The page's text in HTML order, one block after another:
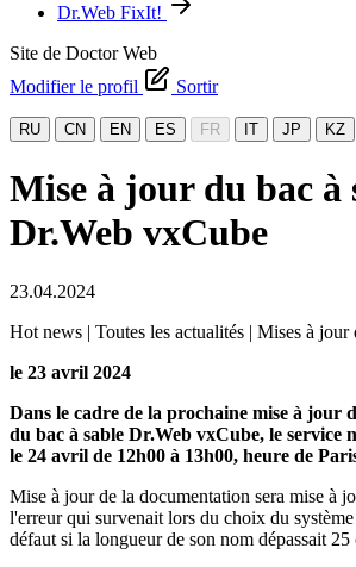
Dr.Web FixIt!
Site de Doctor Web
Modifier le profil
Sortir
RU CN EN ES FR IT JP KZ
Mise à jour du bac à
Dr.Web vxCube
23.04.2024
Hot news | Toutes les actualités | Mises à jour
le 23 avril 2024
Dans le cadre de la prochaine mise à jour
du bac à sable Dr.Web vxCube, le service
le 24 avril de 12h00 à 13h00, heure de
Mise à jour de la documentation sera mise à
l'erreur qui survenait lors du choix du
défaut si la longueur de son nom dépassait 25